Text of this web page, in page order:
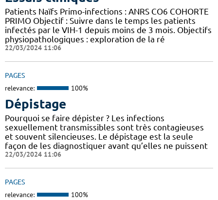
Patients Naïfs Primo-infections : ANRS CO6 COHORTE
PRIMO Objectif : Suivre dans le temps les patients
infectés par le VIH-1 depuis moins de 3 mois. Objectifs
physiopathologiques : exploration de la ré
22/03/2024 11:06
PAGES
relevance: 100%
Dépistage
Pourquoi se faire dépister ? Les infections
sexuellement transmissibles sont très contagieuses
et souvent silencieuses. Le dépistage est la seule
façon de les diagnostiquer avant qu’elles ne puissent
22/03/2024 11:06
PAGES
relevance: 100%